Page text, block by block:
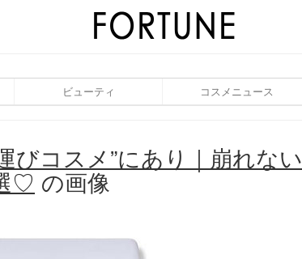
ビューティ コスメニュース
びコスメ”にあり｜崩れない
♡ の画像